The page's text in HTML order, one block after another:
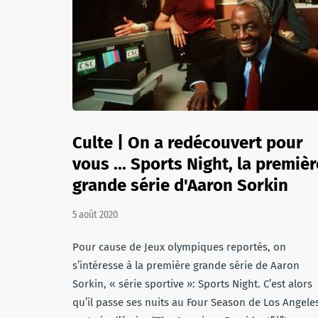
Culte | On a redécouvert pour
vous ... Sports Night, la
grande série d'Aaron Sorkin
5 août 2020
Pour cause de Jeux olympiques reportés, on
s’intéresse à la première grande série de Aaron
Sorkin, « série sportive »: Sports Night. C’est alors
qu’il passe ses nuits au Four Season de Los